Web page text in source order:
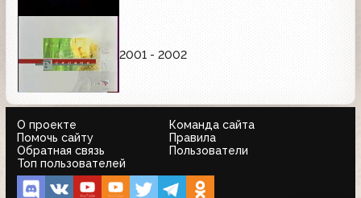
2001 - 2002
О проекте
Команда сайта
Помочь сайту
Правила
Обратная связь
Пользователи
Топ пользователей